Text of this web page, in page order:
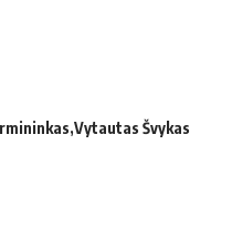
Vytautas Švykas